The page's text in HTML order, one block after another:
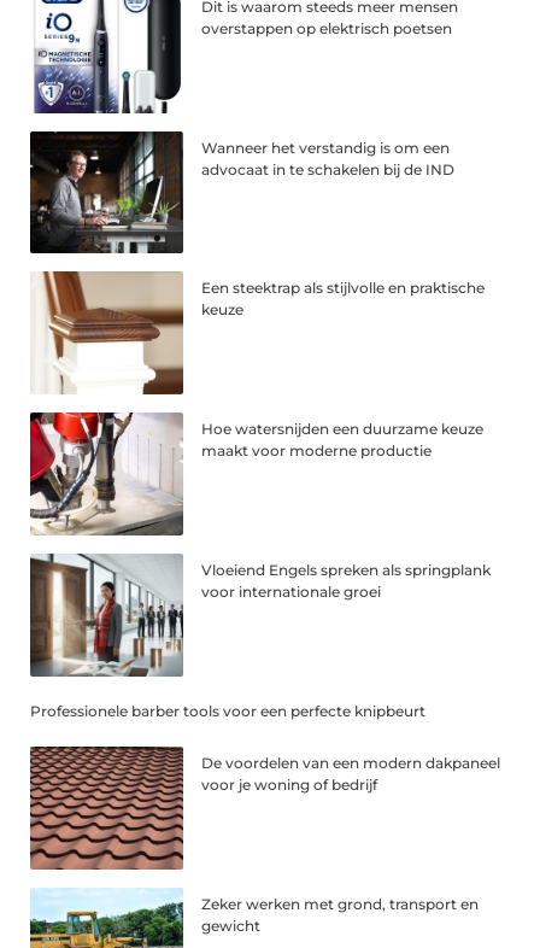
Dit is waarom steeds meer mensen
overstappen op elektrisch poetsen
Wanneer het verstandig is om een
advocaat in te schakelen bij de IND
Een steektrap als stijlvolle en praktische
keuze
Hoe watersnijden een duurzame keuze
maakt voor moderne productie
Vloeiend Engels spreken als springplank
voor internationale groei
Professionele barber tools voor een perfecte knipbeurt
De voordelen van een modern dakpaneel
voor je woning of bedrijf
Zeker werken met grond, transport en
gewicht